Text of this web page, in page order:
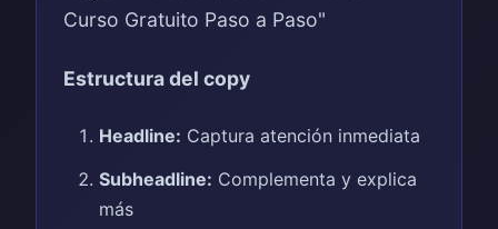
Curso Gratuito Paso a Paso"
Estructura del copy
Headline: Captura atención inmediata
Subheadline: Complementa y explica
más